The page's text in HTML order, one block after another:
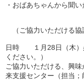
・おばあちゃんから聞
（ご協力いただける協
日時 １月28日（木）
ください。）
ご協力いただける、興
来支援センター（担当